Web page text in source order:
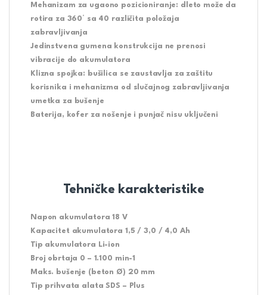
Mehanizam za ugaono pozicioniranje: dleto može da
rotira za 360° sa 40 različita položaja
zabravljivanja
Jedinstvena gumena konstrukcija ne prenosi
vibracije do akumulatora
Klizna spojka: bušilica se zaustavlja za zaštitu
korisnika i mehanizma od slučajnog zabravljivanja
umetka za bušenje
Baterija, kofer za nošenje i punjač nisu uključeni
Tehničke karakteristike
Napon akumulatora 18 V
Kapacitet akumulatora 1,5 / 3,0 / 4,0 Ah
Tip akumulatora Li-ion
Broj obrtaja 0 – 1.100 min-1
Maks. bušenje (beton Ø) 20 mm
Tip prihvata alata SDS – Plus